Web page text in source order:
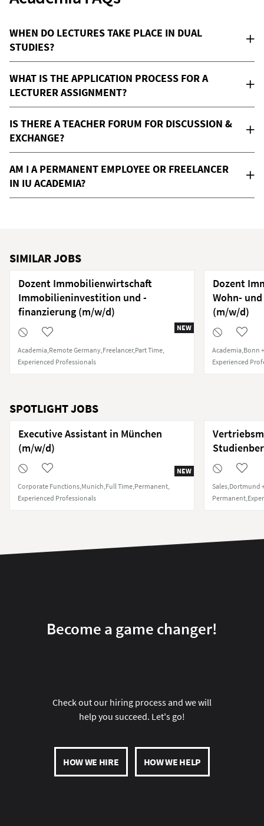
WHEN DO LECTURES TAKE PLACE IN DUAL
STUDIES?
WHAT IS THE APPLICATION PROCESS FOR A
LECTURER ASSIGNMENT?
IS THERE A TEACHER FORUM FOR DISCUSSION &
EXCHANGE?
AM I A PERMANENT EMPLOYEE OR FREELANCER
IN IU ACADEMIA?
SIMILAR JOBS
NEW
Dozent Immobilienwirtschaft
Immobilieninvestition und -
finanzierung (m/w/d)
Academia Remote Germany Freelancer Part Time
Experienced Professionals
Dozent
Wohn-
(m/w/d)
Academia Bonn
Experienced
SPOTLIGHT JOBS
NEW
Executive Assistant in München
(m/w/d)
Corporate Functions Munich Full Time Permanent
Experienced Professionals
Sales Dortmund
Permanent
Become a game changer!
Check out our hiring process and we will
help you succeed. Let's go!
HOW WE HIRE HOW WE HELP